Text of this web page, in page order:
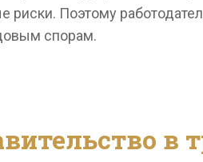
риски. Поэтому
спорам.
в